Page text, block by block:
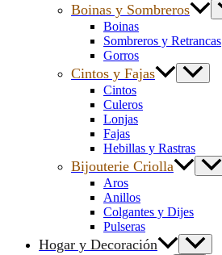
Boinas y Sombreros
Boinas
Sombreros y Retrancas
Gorros
Cintos y Fajas
Cintos
Culeros
Lonjas
Fajas
Hebillas y Rastras
Bijouterie Criolla
Aros
Anillos
Colgantes y Dijes
Pulseras
Hogar y Decoración